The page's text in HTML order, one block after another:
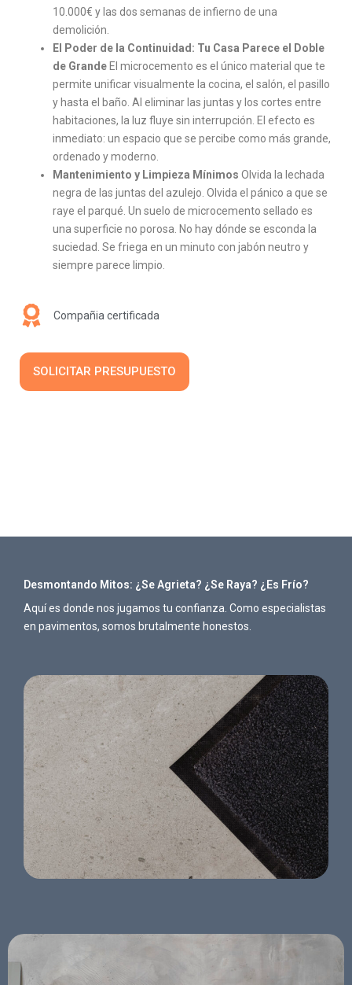
10.000€ y las dos semanas de infierno de una
demolición.
El Poder de la Continuidad: Tu Casa Parece el Doble
de Grande El microcemento es el único material que te
permite unificar visualmente la cocina, el salón, el pasillo
y hasta el baño. Al eliminar las juntas y los cortes entre
habitaciones, la luz fluye sin interrupción. El efecto es
inmediato: un espacio que se percibe como más grande,
ordenado y moderno.
Mantenimiento y Limpieza Mínimos Olvida la lechada
negra de las juntas del azulejo. Olvida el pánico a que se
raye el parqué. Un suelo de microcemento sellado es
una superficie no porosa. No hay dónde se esconda la
suciedad. Se friega en un minuto con jabón neutro y
siempre parece limpio.
Compañia certificada
SOLICITAR PRESUPUESTO
Desmontando Mitos: ¿Se Agrieta? ¿Se Raya? ¿Es Frío?
Aquí es donde nos jugamos tu confianza. Como especialistas
en pavimentos, somos brutalmente honestos.